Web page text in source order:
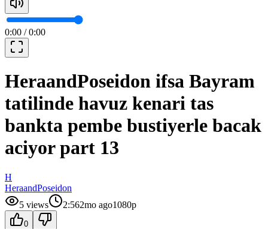
0:00 /0:00
HeraandPoseidon ifsa Bayram
tatilinde havuz kenari tas
bankta pembe bustiyerle bacak
aciyor part 13
H
HeraandPoseidon
5 views 2:562mo ago1080p
0